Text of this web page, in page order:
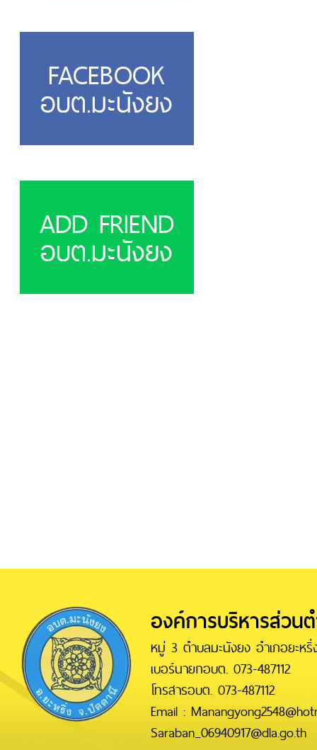
FACEBOOK
อบต.มะนังยง
ADD FRIEND
อบต.มะนังยง
องค์การบริหารส่วน
หมู่ 3 ตำบลมะนังยง อำเภอยะห
เบอร์นายกอบต. 073-487112
โทรสารอบต. 073-487112
Email :
Saraban_06940917@dla.go.th